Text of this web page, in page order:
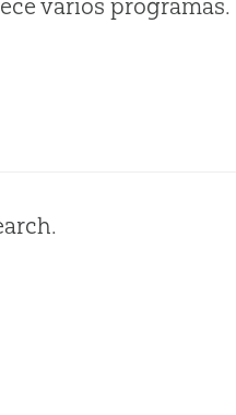
varios programas.